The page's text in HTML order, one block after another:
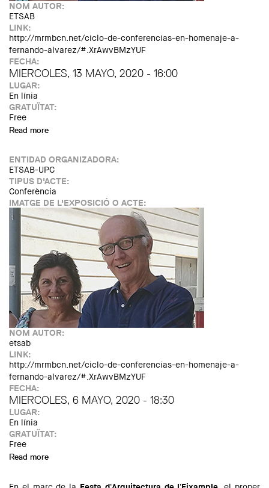
NOM AUTOR:
ETSAB
LINK:
http://mrmbcn.net/ciclo-de-conferencias-en-homenaje-a-
fernando-alvarez/#.XrAwvBMzYUF
FECHA:
MIERCOLES, 13 MAYO, 2020 - 16:00
LUGAR:
En línia
GRATUÏTAT:
Free
Read more
ENTIDAD ORGANIZADORA:
ETSAB-UPC
TIPUS D'ACTE:
Conferència
IMATGE DE L'EXPOSICIÓ O ACTE:
NOM AUTOR:
etsab
LINK:
http://mrmbcn.net/ciclo-de-conferencias-en-homenaje-a-
fernando-alvarez/#.XrAwvBMzYUF
FECHA:
MIERCOLES, 6 MAYO, 2020 - 18:30
LUGAR:
En línia
GRATUÏTAT:
Free
Read more